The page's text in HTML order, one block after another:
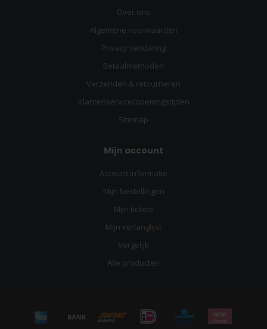
Over ons
Algemene voorwaarden
Privacy verklaring
Betaalmethoden
Verzenden & retourneren
Klantenservice/openingstijden
Sitemap
Mijn account
Account informatie
Mijn bestellingen
Mijn tickets
Mijn verlanglijst
Vergelijk
Alle producten